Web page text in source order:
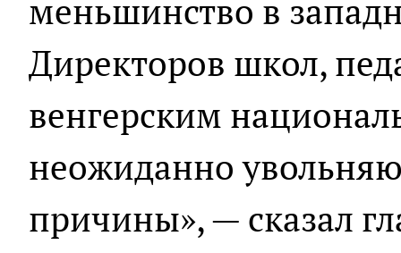
меньшинство в
Директоров школ,
венгерским
неожиданно
причины», — сказал